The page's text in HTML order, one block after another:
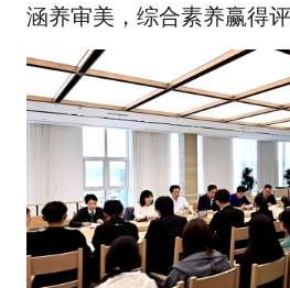
涵养审美，综合素养赢得评